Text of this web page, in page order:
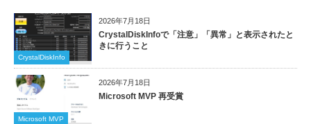
2026年7月18日
CrystalDiskInfo
CrystalDiskInfoで「注意」「異常」と表示されたと
きに行うこと
2026年7月18日
Microsoft MVP
Microsoft MVP 再受賞